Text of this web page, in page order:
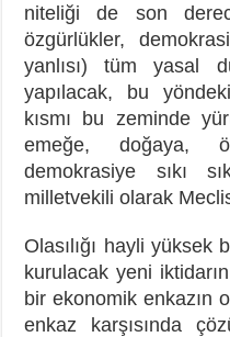
niteliği de son
özgürlükler,
yanlısı) tüm yasal
yapılacak, bu
kısmı bu zeminde
emeğe, doğaya,
demokrasiye sıkı
milletvekili olarak
Olasılığı hayli yüksek
kurulacak yeni
bir ekonomik enkazın
enkaz karşısında